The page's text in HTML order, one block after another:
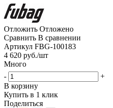
Отложить Отложено
Сравнить В сравнении
Артикул FBG-100183
4 620 руб./шт
Много
-
+
В корзину
Купить в 1 клик
Поделиться